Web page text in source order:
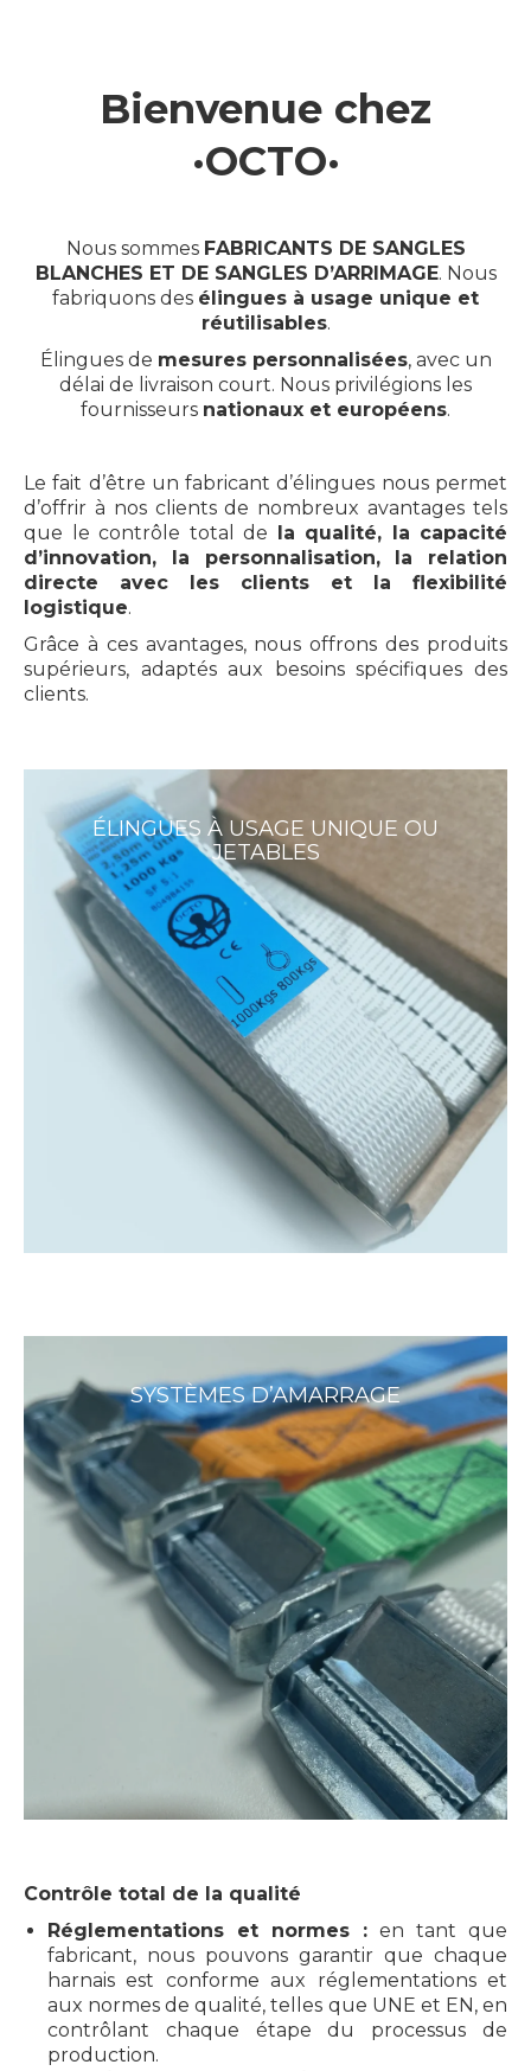
Bienvenue chez
·OCTO·
Nous sommes FABRICANTS DE SANGLES
BLANCHES ET DE SANGLES D’ARRIMAGE. Nous
fabriquons des élingues à usage unique et
réutilisables.
Élingues de mesures personnalisées, avec un
délai de livraison court. Nous privilégions les
fournisseurs nationaux et européens.
Le fait d’être un fabricant d’élingues nous permet
d’offrir à nos clients de nombreux avantages tels
que le contrôle total de la qualité, la capacité
d’innovation, la personnalisation, la relation
directe avec les clients et la flexibilité
logistique.
Grâce à ces avantages, nous offrons des produits
supérieurs, adaptés aux besoins spécifiques des
clients.
ÉLINGUES À USAGE UNIQUE OU
JETABLES
SYSTÈMES D’AMARRAGE
Contrôle total de la qualité
Réglementations et normes : en tant que
fabricant, nous pouvons garantir que chaque
harnais est conforme aux réglementations et
aux normes de qualité, telles que UNE et EN, en
contrôlant chaque étape du processus de
production.